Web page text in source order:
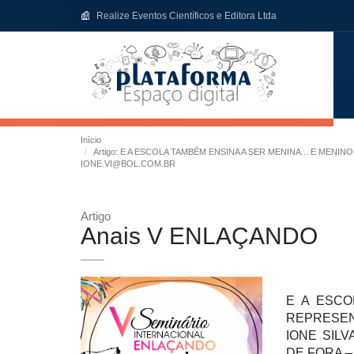
Realize Eventos Científicos e Editora Ltda
Início
Artigo: E A ESCOLA TAMBÉM ENSINA A SER MENINA... E
IONE.VI@BOL.COM.BR
Artigo
Anais V ENLAÇANDO
E A
IONE